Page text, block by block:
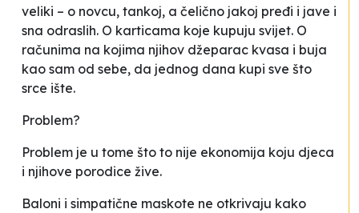
veliki – o novcu, tankoj, a čelično jakoj pređi i jave i
sna odraslih. O karticama koje kupuju svijet. O
računima na kojima njihov džeparac kvasa i buja
kao sam od sebe, da jednog dana kupi sve što
srce ište.
Problem?
Problem je u tome što to nije ekonomija koju djeca
i njihove porodice žive.
Baloni i simpatične maskote ne otkrivaju kako